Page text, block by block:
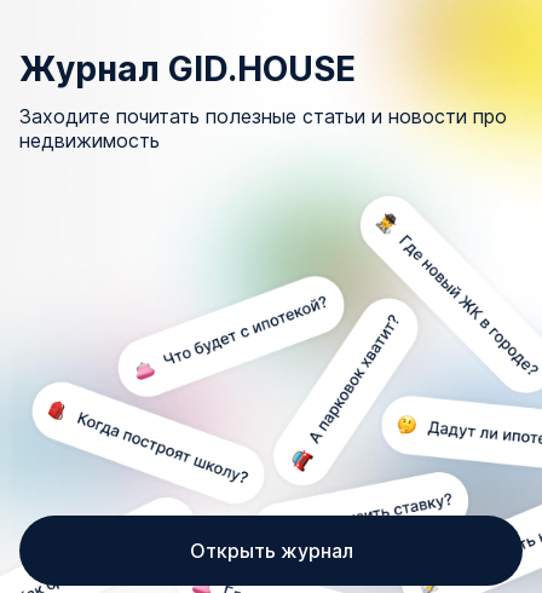
Журнал GID.HOUSE
Заходите почитать полезные статьи и новости про
недвижимость
Открыть журнал